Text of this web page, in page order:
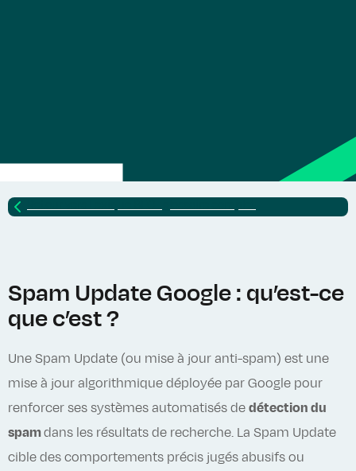
Spam Update Google : qu’est-ce
que c’est ?
Une Spam Update (ou mise à jour anti-spam) est une
mise à jour algorithmique déployée par Google pour
renforcer ses systèmes automatisés de détection du
spamdans les résultats de recherche. La Spam Update
cible des comportements précis jugés abusifs ou